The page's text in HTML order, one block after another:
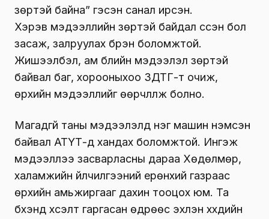
зөрүүтэй байна” гэсэн санал ирсэн.
Хэрэв мэдээллийн зөрүүтэй байдал үүссэн бол
засаж, залруулах бүрэн боломжтой.
Жишээлбэл, ам бүлийн мэдээлэл зөрүүтэй
байвал баг, хорооныхоо ЗДТГ-т очиж,
өрхийн мэдээллийг өөрчлүүлж болно.
Магадгүй таны мэдээлэлд нэг машин нэмсэн
байвал АТҮТ-д хандах боломжтой. Ингэж
мэдээллээ засварласны дараа Хөдөлмөр,
халамжийн үйлчилгээний ерөнхий газраас
өрхийн амьжиргааг дахин тооцох юм. Та
бүхэнд хүсэлт гаргасан өдрөөс эхлэн хүүхдийн